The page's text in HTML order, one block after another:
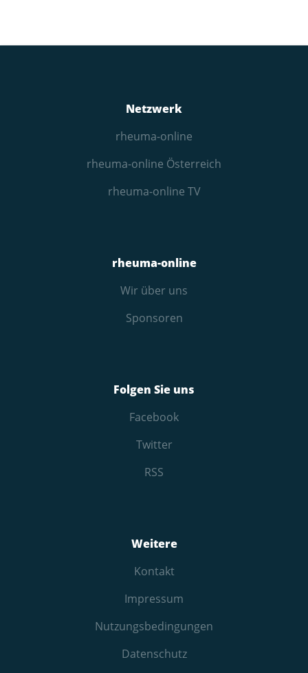
Netzwerk
rheuma-online
rheuma-online Österreich
rheuma-online TV
rheuma-online
Wir über uns
Sponsoren
Folgen Sie uns
Facebook
Twitter
RSS
Weitere
Kontakt
Impressum
Nutzungs­bedingungen
Datenschutz